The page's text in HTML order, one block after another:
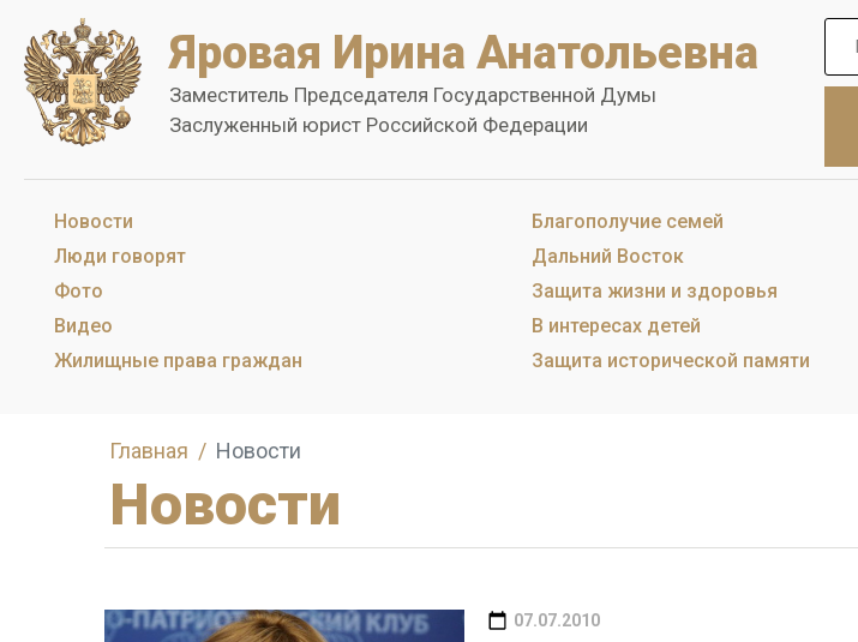
Яровая Ирина Анатольевна
Заместитель Председателя Государственной Думы
Заслуженный юрист Российской Федерации
Новости
Люди говорят
Фото
Видео
Жилищные права граждан
Благополучие семей
Дальний Восток
Защита жизни и здоровья
В интересах детей
Защита исторической памяти
Главная Новости
Новости
07.07.2010